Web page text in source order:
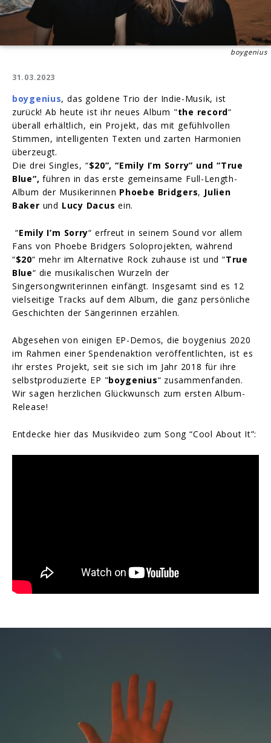
boygenius
31.03.2023
boygenius, das goldene Trio der Indie-Musik, ist
zurück! Ab heute ist ihr neues Album "the record“
überall erhältlich, ein Projekt, das mit gefühlvollen
Stimmen, intelligenten Texten und zarten Harmonien
überzeugt.
Die drei Singles, “$20”, “Emily I’m Sorry” und “True
Blue“,führen in das erste gemeinsame Full-Length-
Album der Musikerinnen Phoebe Bridgers, Julien
Baker und Lucy Dacus ein.
“Emily I’m Sorry“ erfreut in seinem Sound vor allem
Fans von Phoebe Bridgers Soloprojekten, während
“$20“ mehr im Alternative Rock zuhause ist und “True
Blue“ die musikalischen Wurzeln der
Singersongwriterinnen einfängt. Insgesamt sind es 12
vielseitige Tracks auf dem Album, die ganz persönliche
Geschichten der Sängerinnen erzählen.
Abgesehen von einigen EP-Demos, die boygenius 2020
im Rahmen einer Spendenaktion veröffentlichten, ist es
ihr erstes Projekt, seit sie sich im Jahr 2018 für ihre
selbstproduzierte EP "boygenius“ zusammenfanden.
Wir sagen herzlichen Glückwunsch zum ersten Album-
Release!
Entdecke hier das Musikvideo zum Song “Cool About It”: